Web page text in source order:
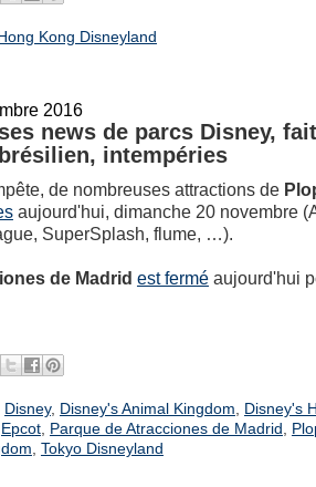
Kong Disneyland
2016
news de parcs Disney,
intempéries
de nombreuses attractions de
aujourd'hui, dimanche 20 novembre
SuperSplash, flume, …).
de Madrid est ferméaujourd'hui
Disney, Disney's Animal Kingdom
Disney's
Epcot, Parque de Atracciones de Madrid
Tokyo Disneyland